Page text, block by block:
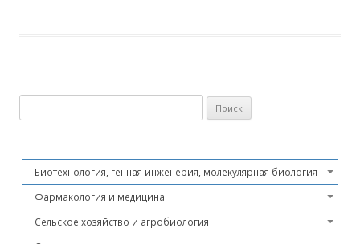
Биотехнология, генная инженерия, молекулярная биология
Фармакология и медицина
Сельское хозяйство и агробиология